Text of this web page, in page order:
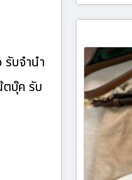
รับจำนำ
ตบุ๊ค รับ